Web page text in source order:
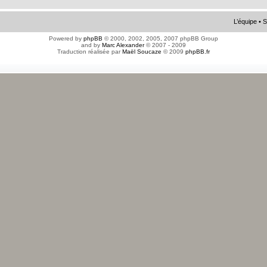
L’équipe •
Powered by phpBB © 2000, 2002, 2005, 2007 phpBB Group
and by Marc Alexander© 2007 - 2009
Traduction réalisée parMaël Soucaze © 2009 phpBB.fr